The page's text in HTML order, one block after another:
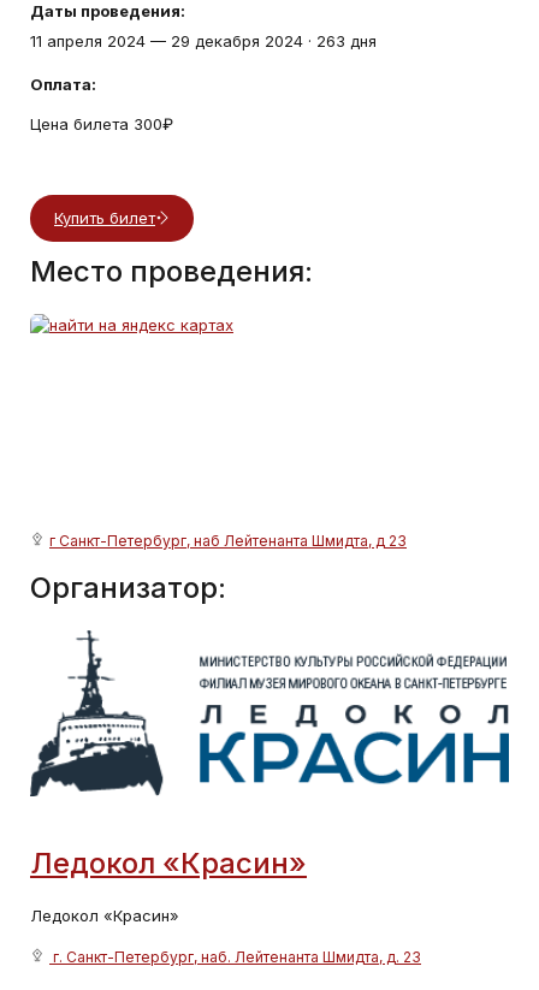
Даты проведения:
11 апреля 2024 — 29 декабря 2024 · 263 дня
Оплата:
Цена билета 300₽
Купить билет
Место проведения:
г Санкт-Петербург, наб Лейтенанта Шмидта, д 23
Организатор:
Ледокол «Красин»
Ледокол «Красин»
г. Санкт-Петербург, наб. Лейтенанта Шмидта, д. 23